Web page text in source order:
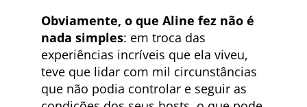
Obviamente, o que Aline fez não é
nada simples: em troca das
experiências incríveis que ela viveu,
teve que lidar com mil circunstâncias
que não podia controlar e seguir as